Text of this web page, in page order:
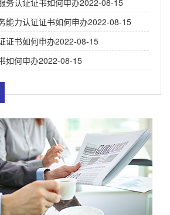
务认证证书如何申办2022-08-15
能力认证证书如何申办2022-08-15
证书如何申办2022-08-15
如何申办2022-08-15